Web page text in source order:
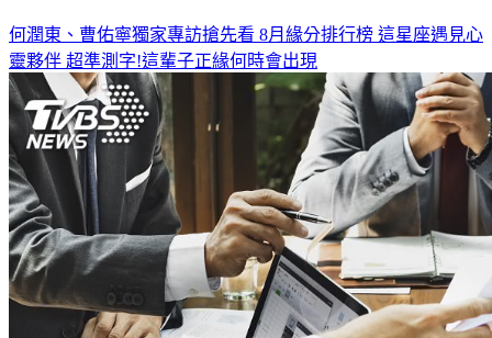
何潤東、曹佑寧獨家專訪搶先看 8月緣分排行榜 這星座遇見心
靈夥伴 超準測字!這輩子正緣何時會出現